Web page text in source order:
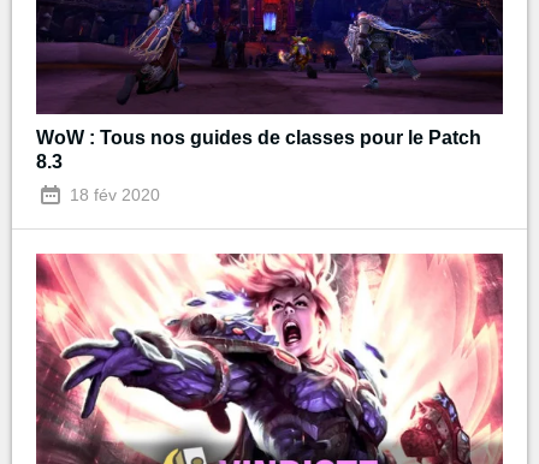
WoW : Tous nos guides de classes pour le Patch
8.3
18 fév 2020